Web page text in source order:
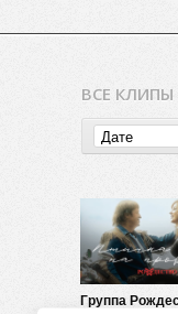
ВСЕ КЛИПЫ